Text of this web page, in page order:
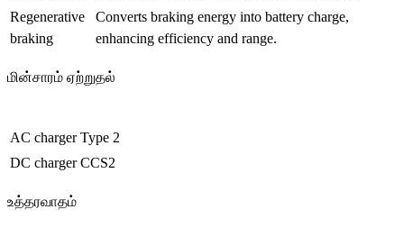
Regenerative
braking
Converts braking energy into battery charge,
enhancing efficiency and range.
மின்சாரம் ஏற்றுதல்
AC charger Type 2
DC charger CCS2
உத்தரவாதம்